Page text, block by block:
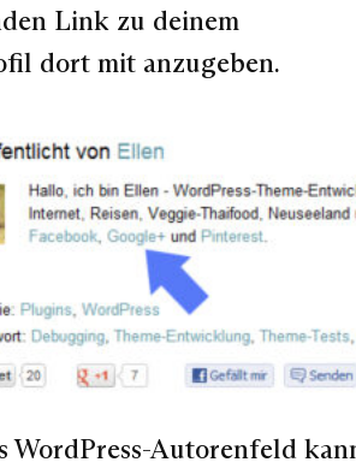
Link zu deinem
dort mit anzugeben.
WordPress-Autorenfeld